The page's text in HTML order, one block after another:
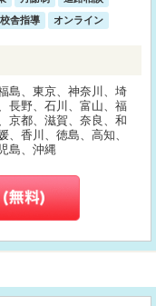
校舎指導 オンライン
島、東京、神奈川、埼
長野、石川、富山、福
京都、滋賀、奈良、和
香川、徳島、高知、
島、沖縄